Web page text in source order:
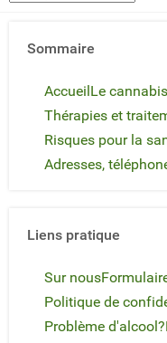
Sommaire
AccueilLe
Thérapies et
Risques pour la
Adresses,
Liens pratique
Sur nous
Politique de
Problème d'alcool?